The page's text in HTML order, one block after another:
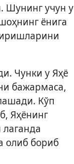
Шунинг учун у
ёнига
Чунки у Яҳё
бажармаса,
Кўп
Яҳёнинг
олиб бориб